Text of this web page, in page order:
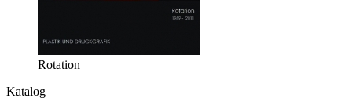
Rotation
Katalog